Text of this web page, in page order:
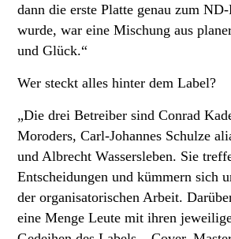
dann die erste Platte genau zum
wurde, war eine Mischung aus
und Glück.“
Wer steckt alles hinter dem Label?
„Die drei Betreiber sind Conrad
Moroders, Carl-Johannes Schulze
und Albrecht Wassersleben. Sie
Entscheidungen und kümmern sich
der organisatorischen Arbeit.
eine Menge Leute mit ihren